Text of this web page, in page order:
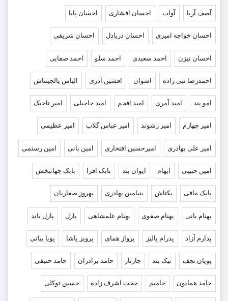
آصف آریا آوات احسان افشاری احسان پایا
احسان خواجه امیری احسان دریادل احسان شریفی
احسان نیزن احمد سعیدی احمد سلو احمد صفایی
احمدرضا نبی زاده اشوان افشین آذری الیاس یالچینتاش
امو بند امید آمری امید افخم امید حاجیلی امیر تاجیک
امیر چهارم امیر رشوند امیر عباس گلاب امیر عظیمی
امیر علی بهادری امیرحسین افتخاری امین بانی امین رستمی
امین حبیبی ایهام ایوان بند بابک افرا بابک جهانبخش
بابک مافی بکتاش بنیامین بهادری بهروز صفاریان
بهنام بانی بهنام صفوی بهنام علمشاهی پازل پازل باند
پدارم آزاد پدرام پالیز پرواز همای پرویز پاشا پویا بیاتی
پویان نجف تیک بند چارتار حامد برادران حامد حنیفی
حامد همایون حامیم حجت اشرف زاده حسین توکلی